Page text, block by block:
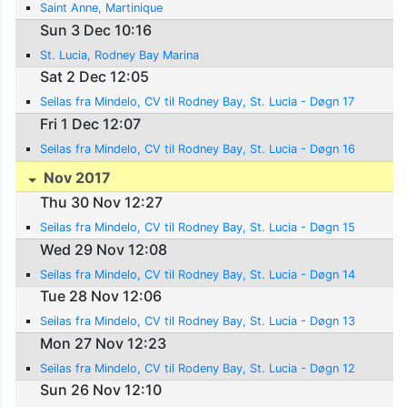
Saint Anne, Martinique
Sun 3 Dec 10:16
St. Lucia, Rodney Bay Marina
Sat 2 Dec 12:05
Seilas fra Mindelo, CV til Rodney Bay, St. Lucia - Døgn 17
Fri 1 Dec 12:07
Seilas fra Mindelo, CV til Rodney Bay, St. Lucia - Døgn 16
Nov 2017
Thu 30 Nov 12:27
Seilas fra Mindelo, CV til Rodney Bay, St. Lucia - Døgn 15
Wed 29 Nov 12:08
Seilas fra Mindelo, CV til Rodney Bay, St. Lucia - Døgn 14
Tue 28 Nov 12:06
Seilas fra Mindelo, CV til Rodney Bay, St. Lucia - Døgn 13
Mon 27 Nov 12:23
Seilas fra Mindelo, CV til Rodeny Bay, St. Lucia - Døgn 12
Sun 26 Nov 12:10